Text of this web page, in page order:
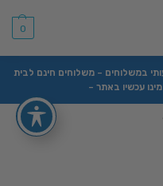
0
במשלוחים – משלוחים חינם לבית